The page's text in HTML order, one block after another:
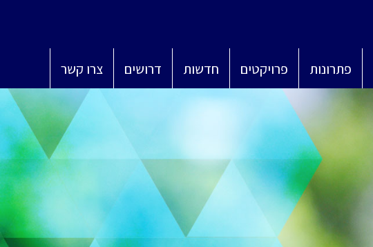
פתרונות פרויקטים חדשות דרושים צרו קשר